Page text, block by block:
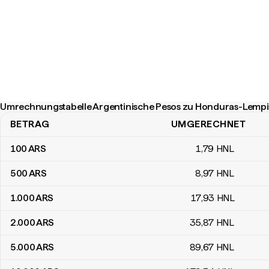
Umrechnungstabelle Argentinische Pesos zu Honduras-
Umrechnungstabelle Argentinische Pesos zu Honduras-Lempira
BETRAG UMGERECHNET
100ARS 1,79 HNL
500ARS 8,97 HNL
1.000ARS 17,93 HNL
2.000ARS 35,87 HNL
5.000ARS 89,67 HNL